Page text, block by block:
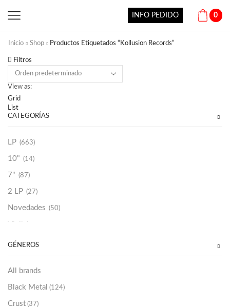
INFO PEDIDO 0
Inicio Shop Productos Etiquetados “Kollusion Records”
Filtros
View as:
Grid
List
CATEGORÍAS
LP (663)
10" (14)
7" (87)
2 LP (27)
Novedades (50)
Vinilako
Sold Out
GÉNEROS
All brands
Black Metal (124)
Crust (37)